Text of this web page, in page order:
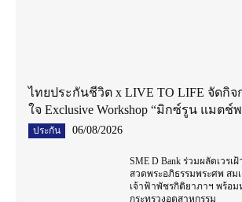
ไทยประกันชีวิต x LIVE TO LIFE จัดกิจ
ใจ Exclusive Workshop “มิกซ์รูน แมตช์
ประกัน 06/08/2026
SME D Bank ร่วมผลัดเวรเ
สวดพระอภิธรรมพระศพ สมเ
เจ้าฟ้าพัชรกิติยาภาฯ พร้อ
กระทรวงอุตสาหกรรม